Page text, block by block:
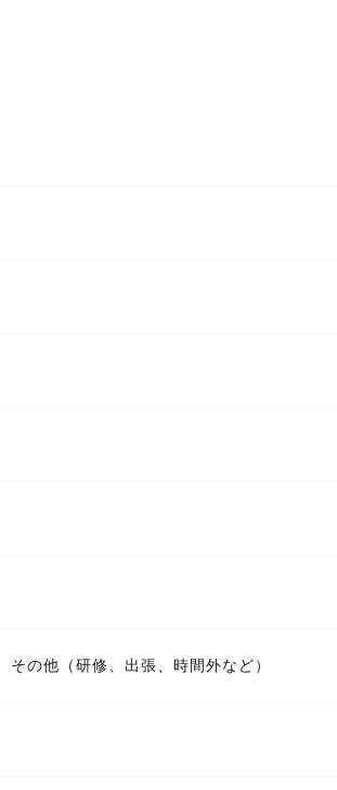
の他（研修、出張、時間外など）